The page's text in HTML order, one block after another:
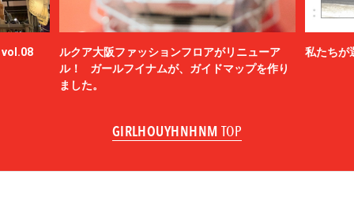
vol.08
ルクア大阪ファッションフロアがリニューア
ル！ ガールフイナムが、ガイドマップを作り
ました。
私たちが
GIRLHOUYHNHNM TOP